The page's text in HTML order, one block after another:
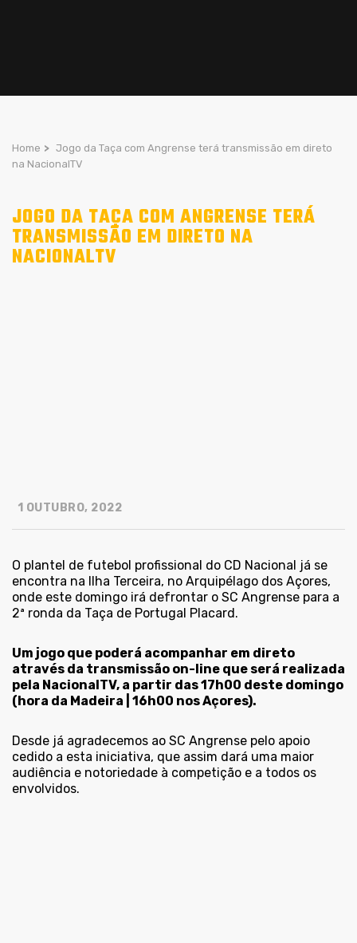
Home > Jogo da Taça com Angrense terá transmissão em direto
na NacionalTV
JOGO DA TAÇA COM ANGRENSE TERÁ
TRANSMISSÃO EM DIRETO NA
NACIONALTV
1 OUTUBRO, 2022
O plantel de futebol profissional do CD Nacional já se
encontra na Ilha Terceira, no Arquipélago dos Açores,
onde este domingo irá defrontar o SC Angrense para a
2ª ronda da Taça de Portugal Placard.
Um jogo que poderá acompanhar em direto
através da transmissão on-line que será realizada
pela NacionalTV, a partir das 17h00 deste domingo
(hora da Madeira | 16h00 nos Açores).
Desde já agradecemos ao SC Angrense pelo apoio
cedido a esta iniciativa, que assim dará uma maior
audiência e notoriedade à competição e a todos os
envolvidos.